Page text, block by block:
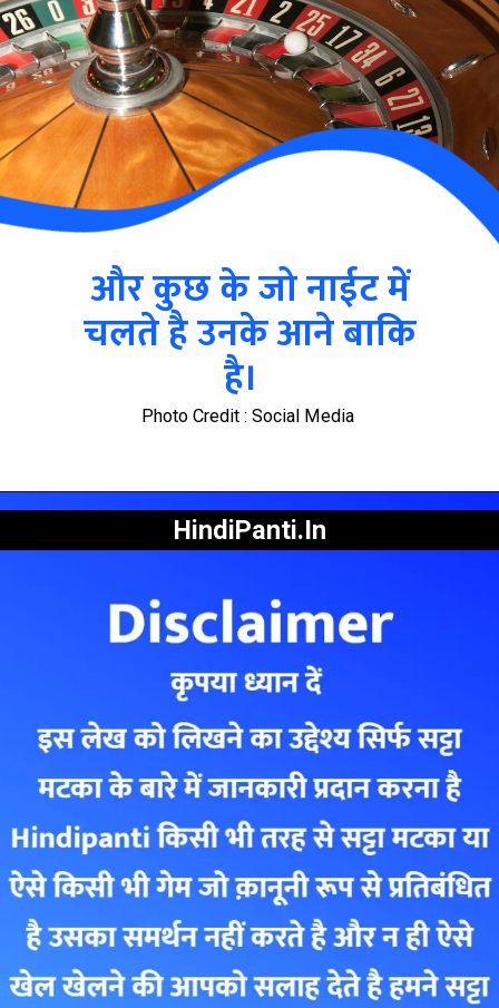
और कुछ के जो नाईट में
चलते है उनके आने बाकि
है।
Photo Credit : Social Media
HindiPanti.In